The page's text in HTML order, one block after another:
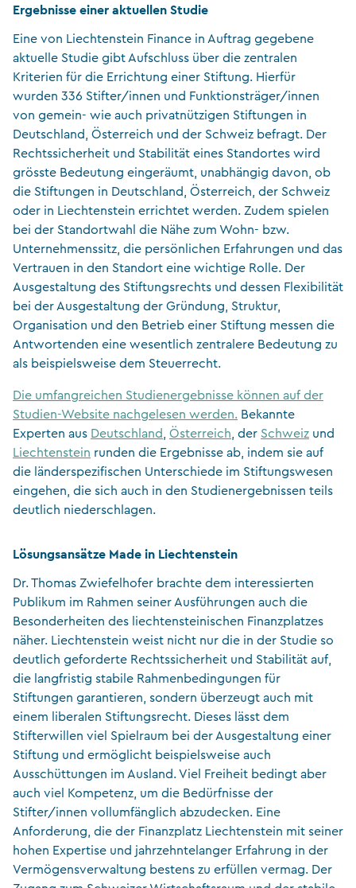
Ergebnisse einer aktuellen Studie
Eine von Liechtenstein Finance in Auftrag gegebene
aktuelle Studie gibt Aufschluss über die zentralen
Kriterien für die Errichtung einer Stiftung. Hierfür
wurden 336 Stifter/innen und Funktionsträger/innen
von gemein- wie auch privatnützigen Stiftungen in
Deutschland, Österreich und der Schweiz befragt. Der
Rechtssicherheit und Stabilität eines Standortes wird
grösste Bedeutung eingeräumt, unabhängig davon, ob
die Stiftungen in Deutschland, Österreich, der Schweiz
oder in Liechtenstein errichtet werden. Zudem spielen
bei der Standortwahl die Nähe zum Wohn- bzw.
Unternehmenssitz, die persönlichen Erfahrungen und das
Vertrauen in den Standort eine wichtige Rolle. Der
Ausgestaltung des Stiftungsrechts und dessen Flexibilität
bei der Ausgestaltung der Gründung, Struktur,
Organisation und den Betrieb einer Stiftung messen die
Antwortenden eine wesentlich zentralere Bedeutung zu
als beispielsweise dem Steuerrecht.
Die umfangreichen Studienergebnisse können auf der
Studien-Website nachgelesen werden. Bekannte
Experten aus Deutschland Österreich , der Schweiz und
Liechtenstein runden die Ergebnisse ab, indem sie auf
die länderspezifischen Unterschiede im Stiftungswesen
eingehen, die sich auch in den Studienergebnissen teils
deutlich niederschlagen.
Lösungsansätze Made in Liechtenstein
Dr. Thomas Zwiefelhofer brachte dem interessierten
Publikum im Rahmen seiner Ausführungen auch die
Besonderheiten des liechtensteinischen Finanzplatzes
näher. Liechtenstein weist nicht nur die in der Studie so
deutlich geforderte Rechtssicherheit und Stabilität auf,
die langfristig stabile Rahmenbedingungen für
Stiftungen garantieren, sondern überzeugt auch mit
einem liberalen Stiftungsrecht. Dieses lässt dem
Stifterwillen viel Spielraum bei der Ausgestaltung einer
Stiftung und ermöglicht beispielsweise auch
Ausschüttungen im Ausland. Viel Freiheit bedingt aber
auch viel Kompetenz, um die Bedürfnisse der
Stifter/innen vollumfänglich abzudecken. Eine
Anforderung, die der Finanzplatz Liechtenstein mit seiner
hohen Expertise und jahrzehntelanger Erfahrung in der
Vermögensverwaltung bestens zu erfüllen vermag. Der